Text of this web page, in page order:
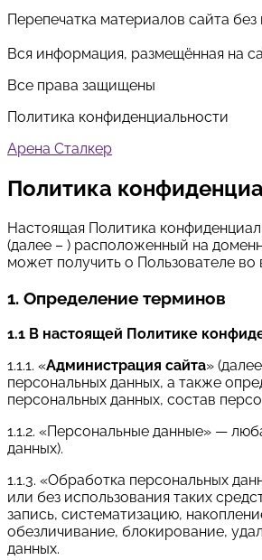
Перепечатка материалов сайта
Вся информация, размещённая на
Все права защищены
Политика конфиденциальности
Арена Сталкер
Политика
Настоящая Политика
(далее – ) расположенный на
может получить о Пользователе во
1. Определение терминов
1.1 В настоящей Политике
1.1.1. «Администрация сайта»
персональных данных, а также
персональных данных, состав
1.1.2. «Персональные данные» —
данных).
1.1.3. «Обработка персональных
или без использования таких
запись, систематизацию,
обезличивание, блокирование,
данных.